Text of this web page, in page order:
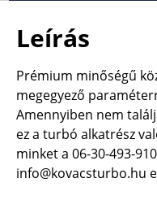
Leírás
Prémium minőségű
megegyező
Amennyiben nem
ez a turbó alkatrész
minket a 06-30-493-
info@kovacsturbo.hu